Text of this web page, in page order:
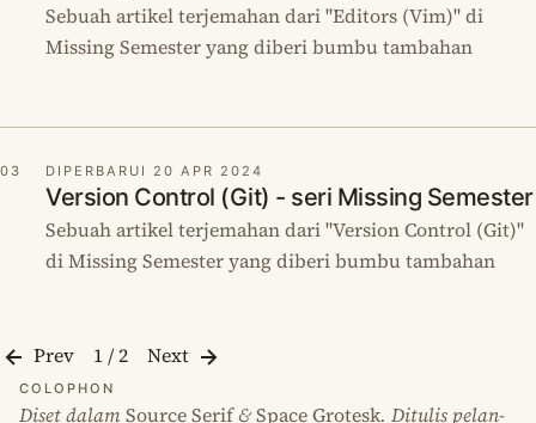
Sebuah artikel terjemahan dari "Editors (Vim)" di
Missing Semester yang diberi bumbu tambahan
03 DIPERBARUI 20 APR 2024
Version Control (Git) - seri Missing Semester
Sebuah artikel terjemahan dari "Version Control (Git)"
di Missing Semester yang diberi bumbu tambahan
Prev 1 / 2 Next
COLOPHON
Diset dalamSource Serif&Space Grotesk. Ditulis pelan-